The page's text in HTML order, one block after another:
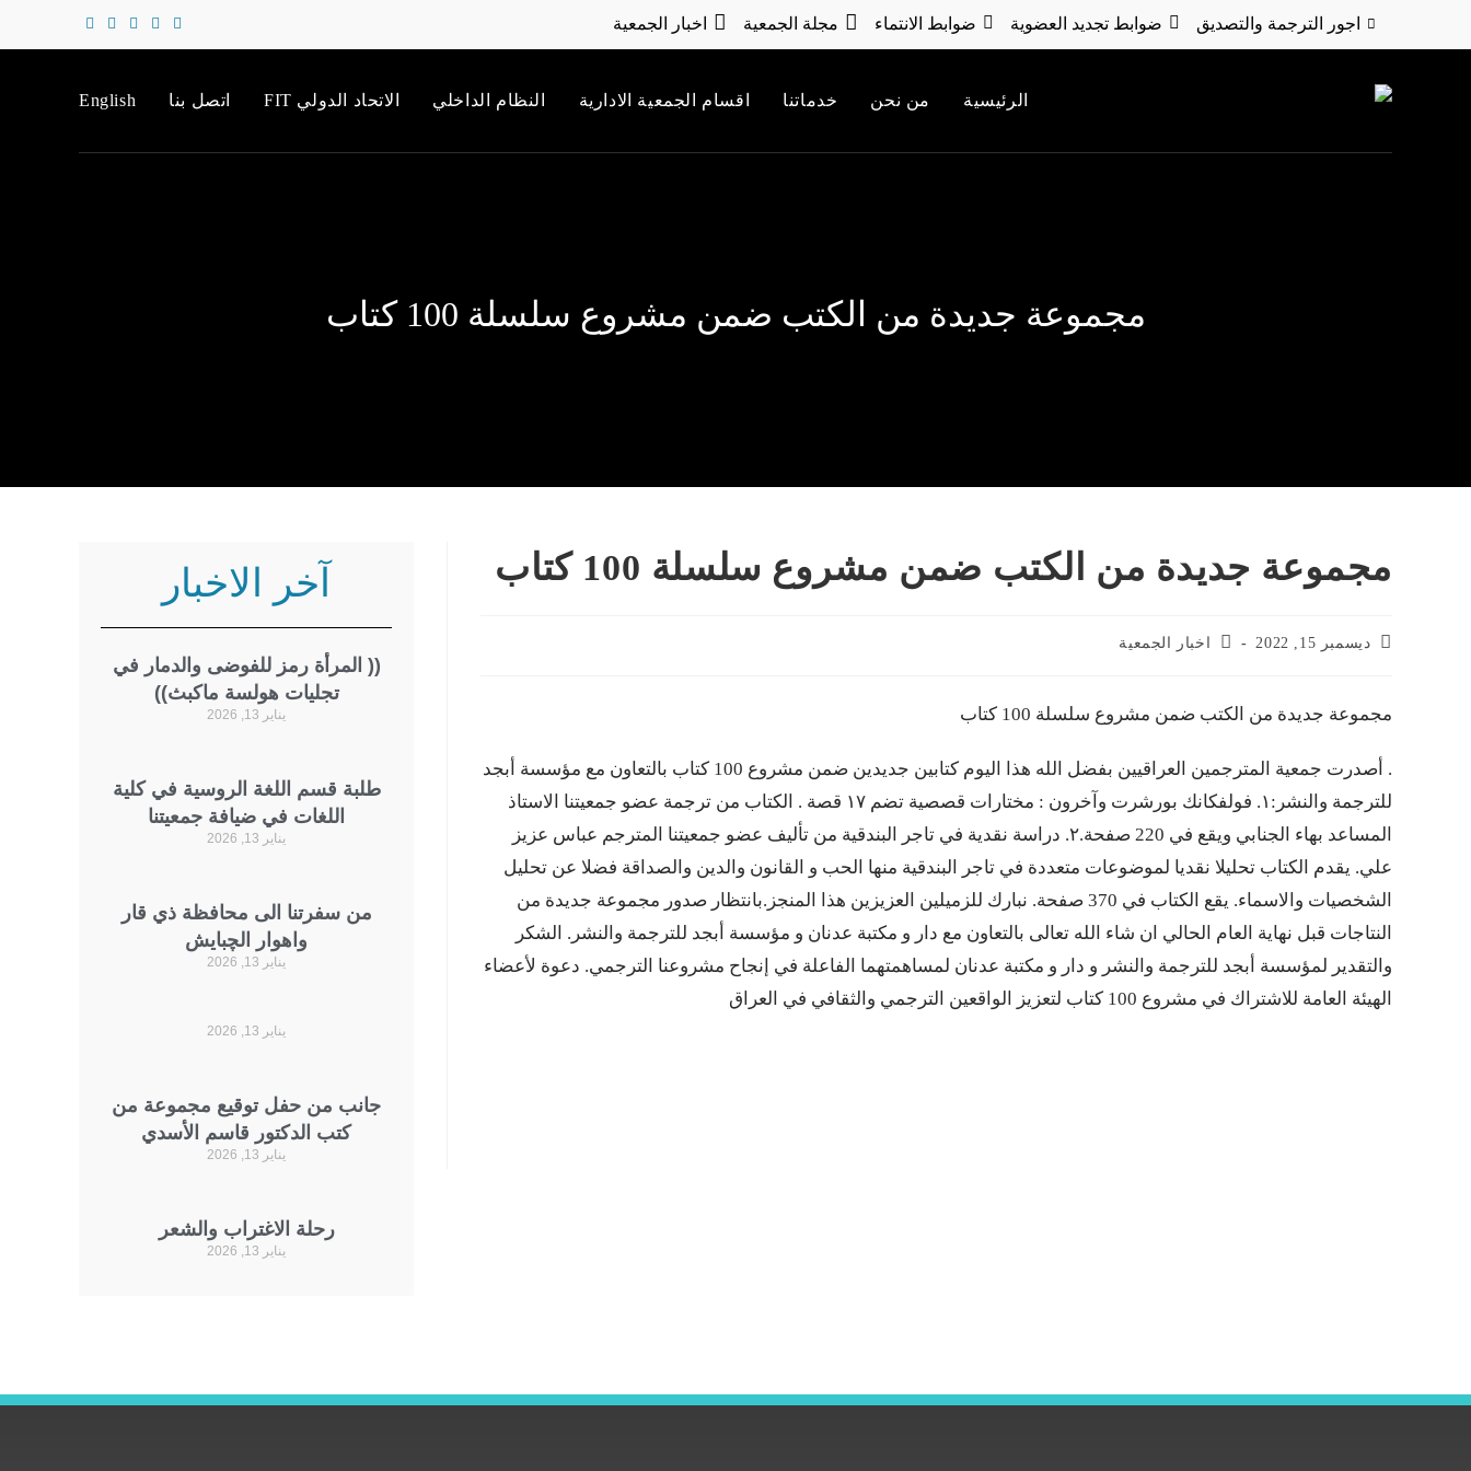
اجور الترجمة والتصديق ضوابط تجديد العضوية ضوابط الانتماء مجلة الجمعية اخبار الجمعية
الرئيسية من نحن خدماتنا اقسام الجمعية الادارية النظام الداخلي الاتحاد الدولي FIT اتصل بنا English
مجموعة جديدة من الكتب ضمن مشروع سلسلة 100 كتاب
مجموعة جديدة من الكتب ضمن مشروع سلسلة 100 كتاب
ديسمبر 15, 2022 اخبار الجمعية
مجموعة جديدة من الكتب ضمن مشروع سلسلة 100 كتاب
. أصدرت جمعية المترجمين العراقيين بفضل الله هذا اليوم كتابين جديدين ضمن مشروع 100 كتاب بالتعاون مع مؤسسة أبجد
للترجمة والنشر:١. فولفكانك بورشرت وآخرون : مختارات قصصية تضم ١٧ قصة . الكتاب من ترجمة عضو جمعيتنا الاستاذ
المساعد بهاء الجنابي ويقع في 220 صفحة.٢. دراسة نقدية في تاجر البندقية من تأليف عضو جمعيتنا المترجم عباس عزيز
علي. يقدم الكتاب تحليلا نقديا لموضوعات متعددة في تاجر البندقية منها الحب و القانون والدين والصداقة فضلا عن تحليل
الشخصيات والاسماء. يقع الكتاب في 370 صفحة. نبارك للزميلين العزيزين هذا المنجز.بانتظار صدور مجموعة جديدة من
النتاجات قبل نهاية العام الحالي ان شاء الله تعالى بالتعاون مع دار و مكتبة عدنان و مؤسسة أبجد للترجمة والنشر. الشكر
والتقدير لمؤسسة أبجد للترجمة والنشر و دار و مكتبة عدنان لمساهمتهما الفاعلة في إنجاح مشروعنا الترجمي. دعوة لأعضاء
الهيئة العامة للاشتراك في مشروع 100 كتاب لتعزيز الواقعين الترجمي والثقافي في العراق
آخر الاخبار
(( المرأة رمز للفوضى والدمار في
تجليات هولسة ماكبث))
يناير 13, 2026
طلبة قسم اللغة الروسية في كلية
اللغات في ضيافة جمعيتنا
يناير 13, 2026
من سفرتنا الى محافظة ذي قار
واهوار الچبايش
يناير 13, 2026
يناير 13, 2026
جانب من حفل توقيع مجموعة من
كتب الدكتور قاسم الأسدي
يناير 13, 2026
رحلة الاغتراب والشعر
يناير 13, 2026